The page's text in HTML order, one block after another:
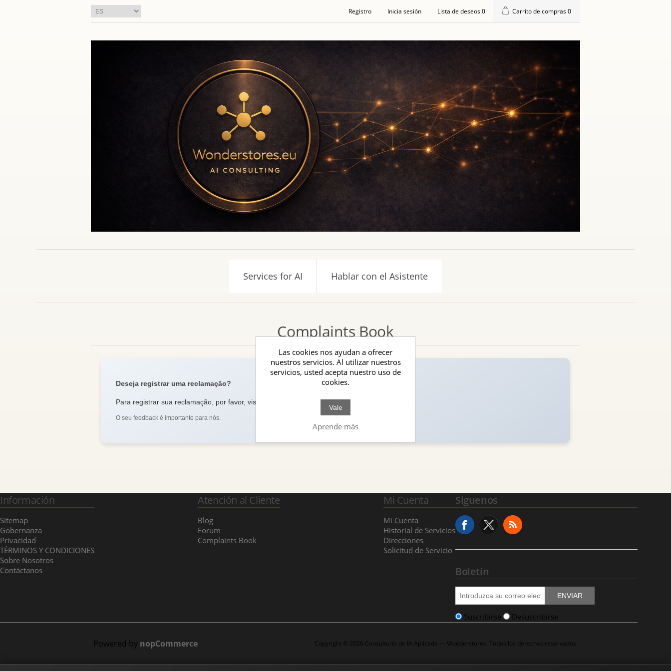
Registro Inicia sesión Lista de deseos0 Carrito de compras0
Services for AI Hablar con el Asistente
Complaints Book
Deseja registrar uma reclamação?
Para registrar sua reclamação, por favor, visite o Livro de Reclamações.
O seu feedback é importante para nós.
Información
Sitemap
Gobernanza
Privacidad
TÉRMINOS Y CONDICIONES
Sobre Nosotros
Contáctanos
Atención al Cliente
Blog
Forum
Complaints Book
Mi Cuenta
Mi Cuenta
Historial de Servicios
Direcciones
Solicitud de Servicio
Siguenos
Boletín
ENVIAR
Suscribirse Desuscribirse
Copyright © 2026 Consultoría de IA Aplicada — Wonderstores. Todos los derechos reservados.
Powered by nopCommerce
Las cookies nos ayudan a ofrecer
nuestros servicios. Al utilizar nuestros
servicios, usted acepta nuestro uso de
cookies.
Vale
Aprende más